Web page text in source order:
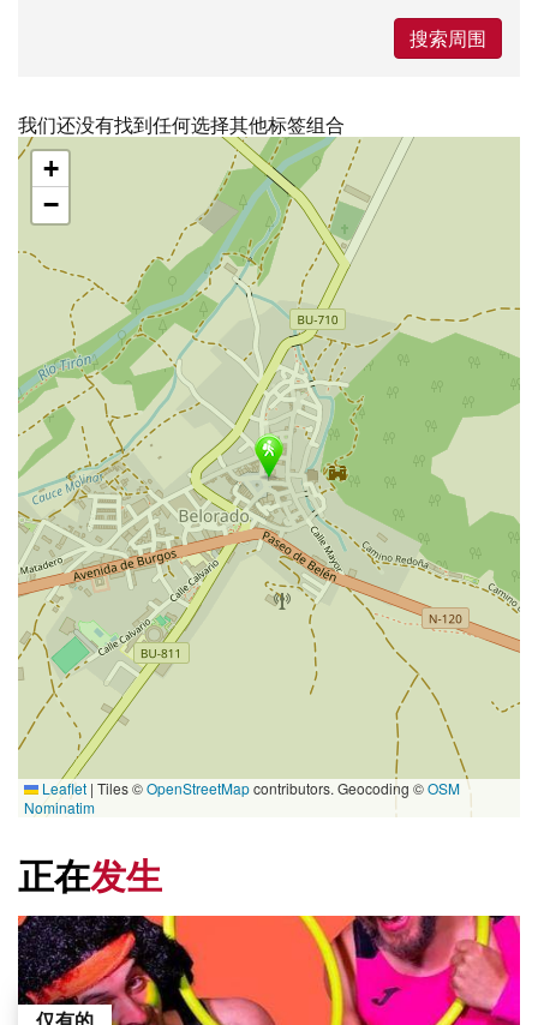
搜索周围
我们还没有找到任何选择其他标签组合
跳
地
图
+
−
Leaflet | Tiles ©OpenStreetMapcontributors. Geocoding ©OSM
Nominatim
正在发生
仅有的